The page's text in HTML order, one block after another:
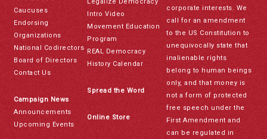
Caucuses
Endorsing
Organizations
National Codirectors
Board of Directors
Contact Us
Campaign News
Announcements
Upcoming Events
Intro Video
Movement Education
Program
REAL Democracy
History Calendar
Spread the Word
Online Store
corporate interests. We
call for an amendment
to the US Constitution to
unequivocally state that
inalienable rights
belong to human beings
only, and that money is
not a form of protected
free speech under the
First Amendment and
can be regulated in